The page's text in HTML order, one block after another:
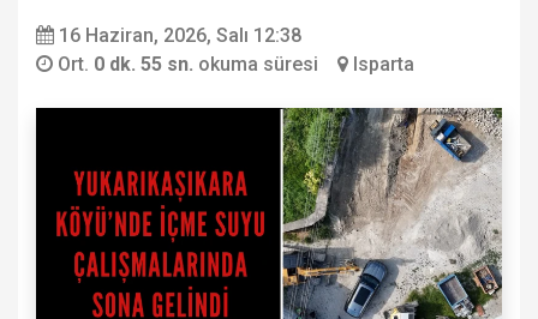
16 Haziran, 2026, Salı 12:38
Ort. 0 dk. 55 sn. okuma süresi Isparta